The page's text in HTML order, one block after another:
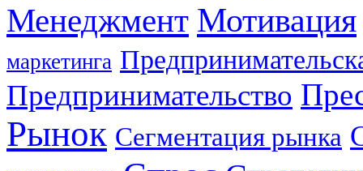
Менеджмент Мотивация
маркетинга
Предпринимательство
Рынок Сегментация рынка